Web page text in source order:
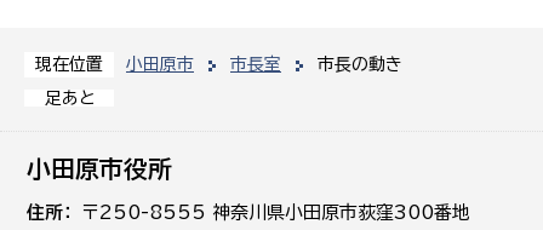
現在位置 小田原市 市長室
市長の動き
足あと
小田原市役所
住所
〒250-8555 神奈川県小田原市荻窪300番地